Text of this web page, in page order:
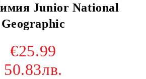
Junior National
Geographic
€25.99
50.83лв.